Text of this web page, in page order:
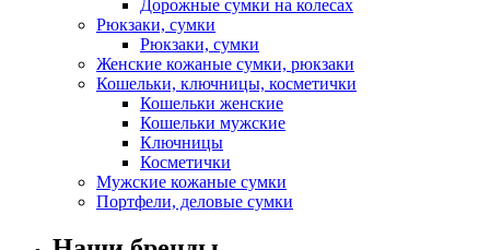
Дорожные сумки на колесах
Рюкзаки, сумки
Рюкзаки, сумки
Женские кожаные сумки, рюкзаки
Кошельки, ключницы, косметички
Кошельки женские
Кошельки мужские
Ключницы
Косметички
Мужские кожаные сумки
Портфели, деловые сумки